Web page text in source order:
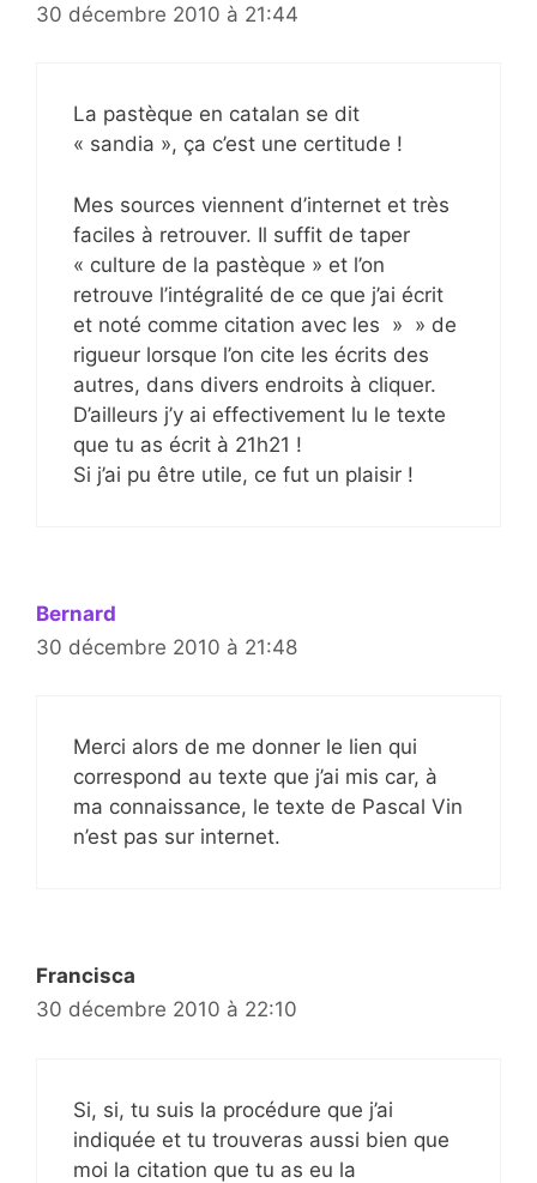
30 décembre 2010 à 21:44
La pastèque en catalan se dit
« sandia », ça c’est une certitude !
Mes sources viennent d’internet et très
faciles à retrouver. Il suffit de taper
« culture de la pastèque » et l’on
retrouve l’intégralité de ce que j’ai écrit
et noté comme citation avec les » » de
rigueur lorsque l’on cite les écrits des
autres, dans divers endroits à cliquer.
D’ailleurs j’y ai effectivement lu le texte
que tu as écrit à 21h21 !
Si j’ai pu être utile, ce fut un plaisir !
Bernard
30 décembre 2010 à 21:48
Merci alors de me donner le lien qui
correspond au texte que j’ai mis car, à
ma connaissance, le texte de Pascal Vin
n’est pas sur internet.
Francisca
30 décembre 2010 à 22:10
Si, si, tu suis la procédure que j’ai
indiquée et tu trouveras aussi bien que
moi la citation que tu as eu la